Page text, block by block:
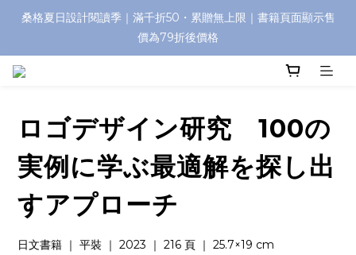
桑格夏日設計閱讀季｜滿千折50・累贈無上限｜書籍頁面顯示售
價為79折後價格
ロゴデザイン研究 100の
実例に学ぶ最適解を探し出
すアプローチ
日文書籍 ｜ 平裝 ｜ 2023 ｜ 216 頁 ｜ 25.7×19 cm